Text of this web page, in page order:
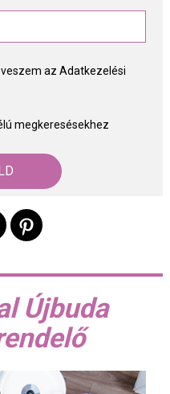
veszem azAdatkezelési
megkeresésekhez
Újbuda